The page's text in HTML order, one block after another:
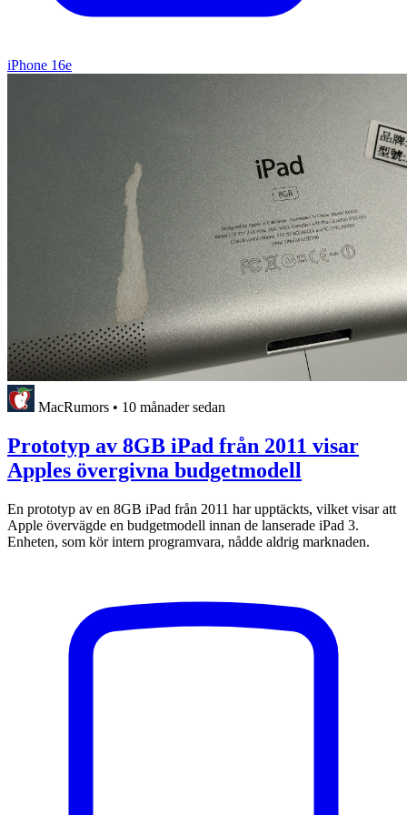
iPhone 16e
MacRumors • 10 månader sedan
Prototyp av 8GB iPad från 2011 visar
Apples övergivna budgetmodell
En prototyp av en 8GB iPad från 2011 har upptäckts, vilket visar att
Apple övervägde en budgetmodell innan de lanserade iPad 3.
Enheten, som kör intern programvara, nådde aldrig marknaden.